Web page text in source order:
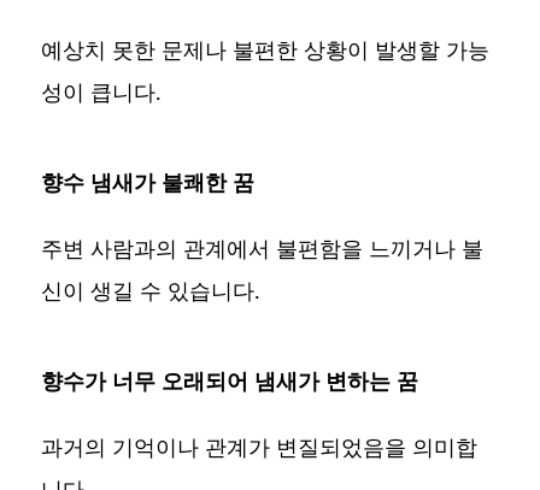
예상치 못한 문제나 불편한 상황이 발생할 가능
성이 큽니다.
향수 냄새가 불쾌한 꿈
주변 사람과의 관계에서 불편함을 느끼거나 불
신이 생길 수 있습니다.
향수가 너무 오래되어 냄새가 변하는 꿈
과거의 기억이나 관계가 변질되었음을 의미합